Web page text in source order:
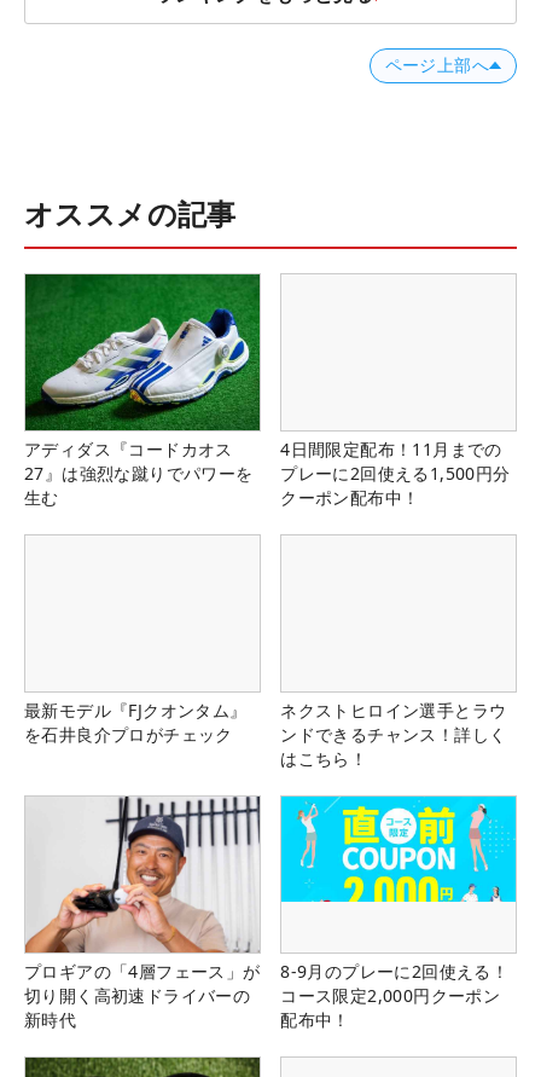
ページ上部へ
オススメの記事
アディダス『コードカオス
27』は強烈な蹴りでパワーを
生む
4日間限定配布！11月までの
プレーに2回使える1,500円分
クーポン配布中！
最新モデル『FJクオンタム』
を石井良介プロがチェック
ネクストヒロイン選手とラウ
ンドできるチャンス！詳しく
はこちら！
プロギアの「4層フェース」が
切り開く高初速ドライバーの
新時代
8-9月のプレーに2回使える！
コース限定2,000円クーポン
配布中！